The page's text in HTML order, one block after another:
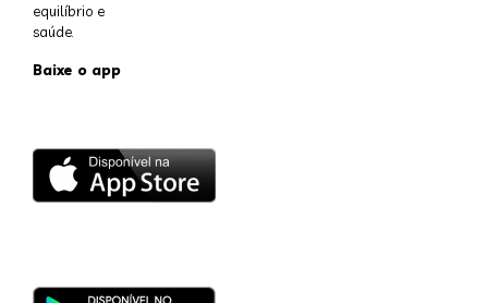
equilíbrio e
saúde.
Baixe o app